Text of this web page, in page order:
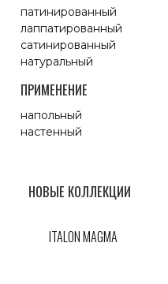
патинированный
лаппатированный
сатинированный
натуральный
ПРИМЕНЕНИЕ
напольный
настенный
НОВЫЕ КОЛЛЕКЦИИ
ITALON MAGMA